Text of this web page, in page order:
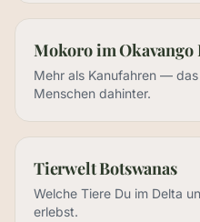
Mokoro im Okavango
Mehr als Kanufahren —
Menschen dahinter.
Tierwelt Botswanas
Welche Tiere Du im Delta
erlebst.